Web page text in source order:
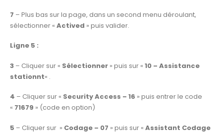
7 – Plus bas sur la page, dans un second menu déroulant,
sélectionner « Actived » puis valider.
Ligne 5 :
3 – Cliquer sur « Sélectionner » puis sur « 10 – Assistance
stationnt« .
4 – Cliquer sur « Security Access – 16 » puis entrer le code
« 71679 » (code en option)
5 – Cliquer sur » Codage – 07 » puis sur « Assistant Codage